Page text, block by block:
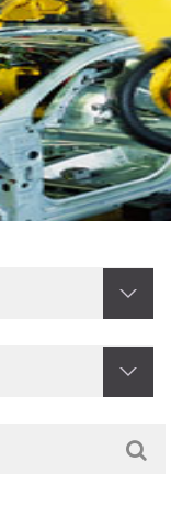
de um alto padrão
forma a Krah se
outras peças
de extrema
e a preferência